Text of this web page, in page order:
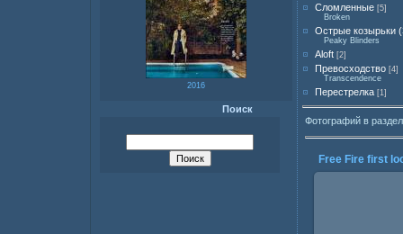
2016
Поиск
Сломленные [5]
Broken
Острые козырьки
Peaky Blinders
Aloft [2]
Превосходство [4]
Transcendence
Перестрелка [1]
Фотографий в
Free Fire first